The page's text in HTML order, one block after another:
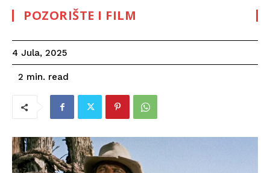
POZORIŠTE I FILM
4 Jula, 2025
2 min. read